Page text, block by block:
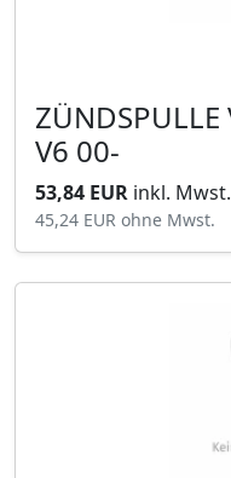
ZÜNDSPULLE VECTRA,OMEGA 2.6
V6 00-
53,84 EUR inkl. Mwst.
45,24 EUR ohne Mwst.